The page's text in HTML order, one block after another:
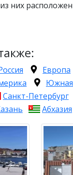
них
Европа
Санкт-Петербург
Абхазия